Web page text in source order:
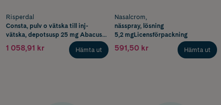
Risperdal
Consta, pulv o vätska till inj-
vätska, depotsusp 25 mg Abacus
MedicineInjektionsflaska och
1 058,91 kr Hämta ut
Nasalcrom,
nässpray, lösning
5,2 mgLicensförpackning
591,50 kr Hämta ut